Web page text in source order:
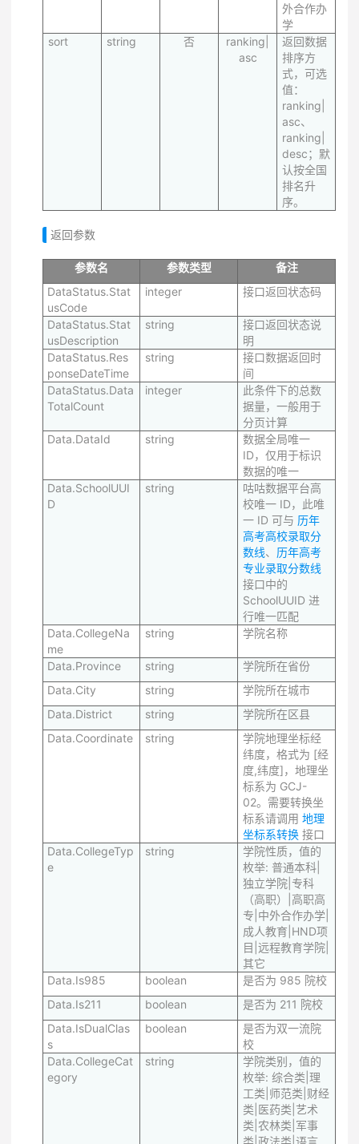
外合作办
学
sort
string 否
ranking|
asc
返回数据
排序方
式，可选
值：
ranking|
asc、
ranking|
desc；默
认按全国
排名升
序。
返回参数
参数名 参数类型
备注
DataStatus.Stat
usCode
integer 接口返回状态码
DataStatus.Stat
usDescription
string
接口返回状态说
明
DataStatus.Res
ponseDateTime
string
接口数据返回时
间
DataStatus.Data
TotalCount
integer
此条件下的总数
据量，一般用于
分页计算
Data.DataId
string
数据全局唯一
ID，仅用于标识
数据的唯一
Data.SchoolUUI
D
string
咕咕数据平台高
校唯一 ID，此唯
一 ID 可与 历年
高考高校录取分
数线、 历年高考
专业录取分数线
接口中的
SchoolUUID 进
行唯一匹配
Data.CollegeNa
me
string 学院名称
Data.Province string
学院所在省份
Data.City
string
学院所在城市
Data.District
string
学院所在区县
Data.Coordinate
string
学院地理坐标经
纬度，格式为 [经
度,纬度]，地理坐
标系为 GCJ-
02。需要转换坐
标系请调用 地理
坐标系转换 接口
Data.CollegeTyp
e
string
学院性质，值的
枚举: 普通本科|
独立学院|专科
（高职）|高职高
专|中外合作办学|
成人教育|HND项
目|远程教育学院|
其它
Data.Is985
boolean
是否为 985 院校
Data.Is211
boolean
是否为 211 院校
Data.IsDualClas
s
boolean
是否为双一流院
校
Data.CollegeCat
egory
string
学院类别，值的
枚举: 综合类|理
工类|师范类|财经
类|医药类|艺术
类|农林类|军事
类|政法类|语言